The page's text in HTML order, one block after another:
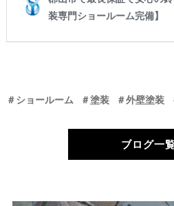
＃ショールーム ＃塗装 ＃外壁塗装
ブログ一